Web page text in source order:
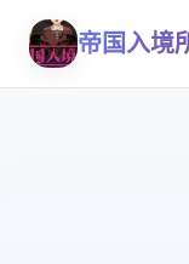
帝国入境